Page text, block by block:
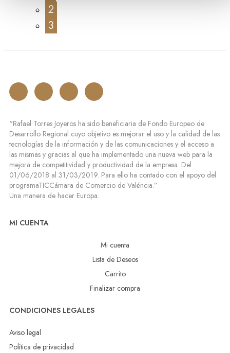
2
3
“Rafael Torres Joyeros ha sido beneficiaria de Fondo Europeo de
Desarrollo Regional cuyo objetivo es mejorar el uso y la calidad de las
tecnologías de la información y de las comunicaciones y el acceso a
las mismas y gracias al que ha implementado una nueva web para la
mejora de competitividad y productividad de la empresa. Del
01/06/2018 al 31/03/2019. Para ello ha contado con el apoyo del
programaTICCámara de Comercio de Valéncia.”
Una manera de hacer Europa.
MI CUENTA
Mi cuenta
Lista de Deseos
Carrito
Finalizar compra
CONDICIONES LEGALES
Aviso legal
Política de privacidad